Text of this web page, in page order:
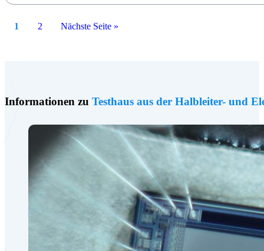
1 2 Nächste Seite »
Informationen zu Testhaus aus der Halbleiter- und